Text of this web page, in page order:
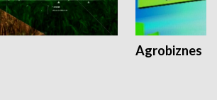
Agrobiznes